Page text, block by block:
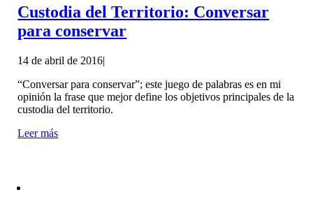
Custodia del Territorio: Conversar
para conservar
14 de abril de 2016|
“Conversar para conservar”; este juego de palabras es en mi
opinión la frase que mejor define los objetivos principales de la
custodia del territorio.
Leer más